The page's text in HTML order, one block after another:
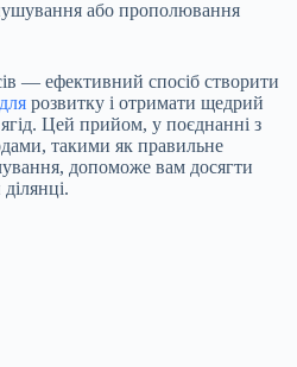
або прополювання
— ефективний спосіб створити
розвитку і отримати щедрий
Цей прийом, у поєднанні з
такими як правильне
допоможе вам досягти